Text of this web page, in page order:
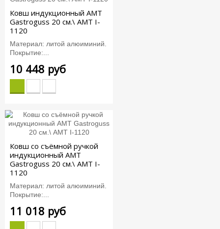
Ковш индукционный AMT
Gastroguss 20 см.\ AMT I-
1120
Материал: литой алюиминий.
Покрытие:...
10 448 руб
Ковш со съёмной ручкой
индукционный AMT
Gastroguss 20 см.\ AMT I-
1120
Материал: литой алюиминий.
Покрытие:...
11 018 руб